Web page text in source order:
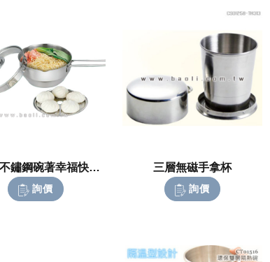
台灣製不鏽鋼碗著幸福快餐杯
詢價
三層無磁手拿杯
詢價